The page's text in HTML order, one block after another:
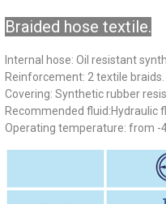
Braided hose textile.
Internal hose: Oil resistant
Reinforcement: 2 textile braids.
Covering: Synthetic rubber
Recommended fluid:Hydraulic
Operating temperature: from -